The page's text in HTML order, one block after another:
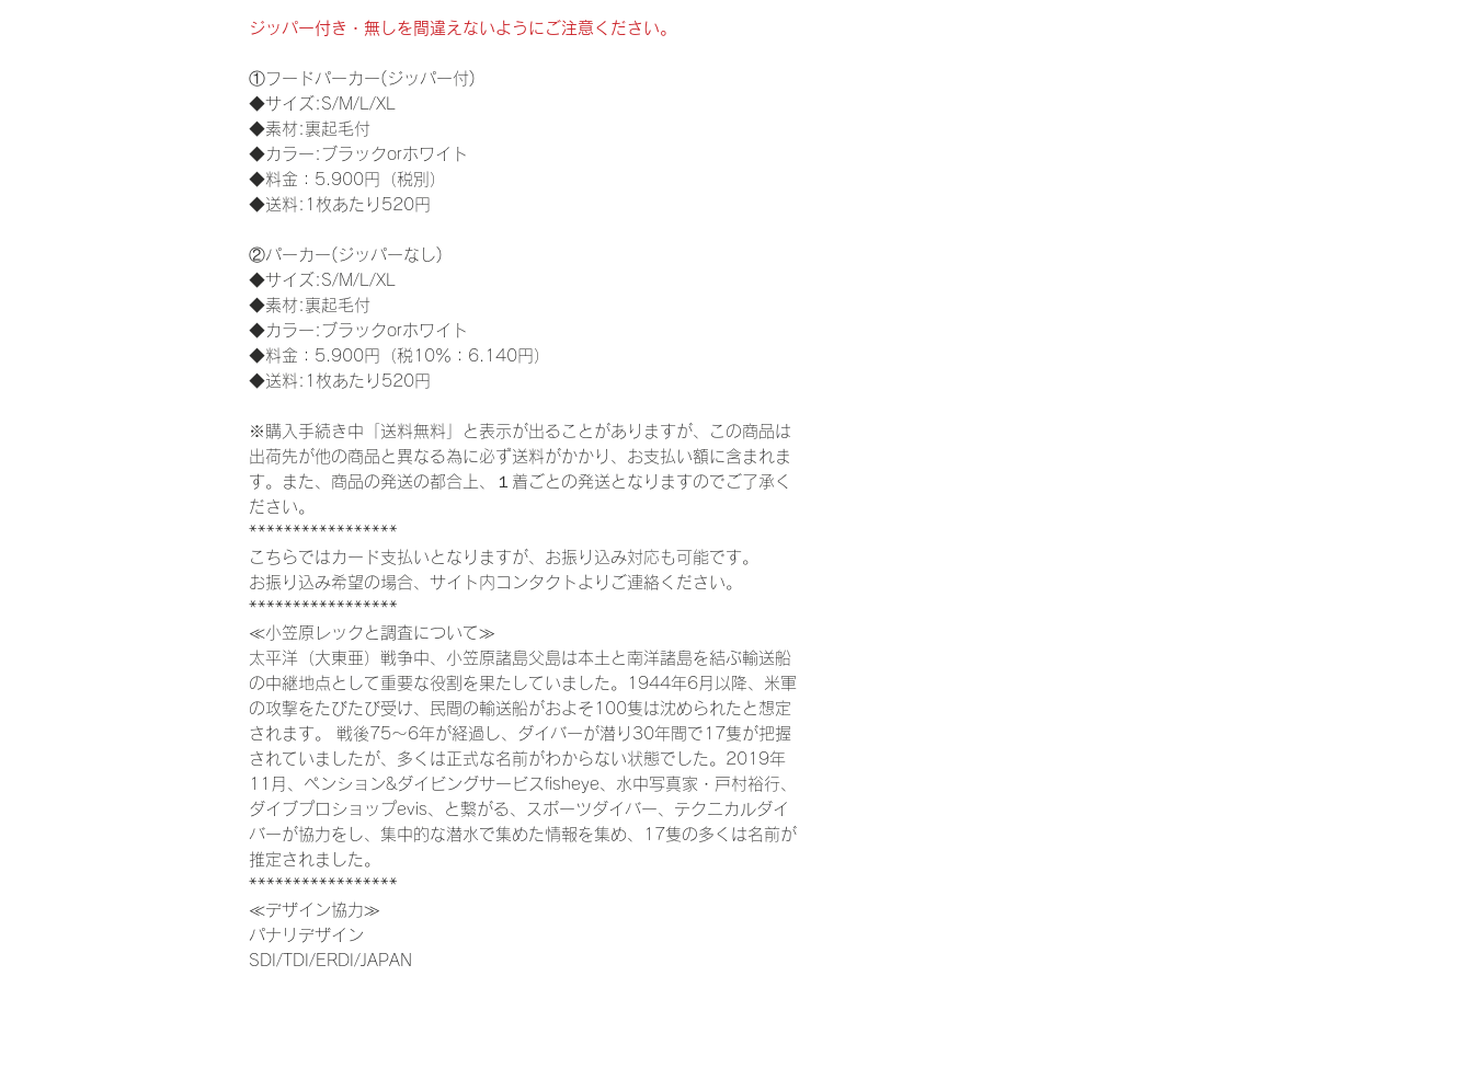
ジッパー付き・無しを間違えないようにご注意ください。
①フードパーカー(ジッパー付)
◆サイズ:S/M/L/XL
◆素材:裏起毛付
◆カラー:ブラックorホワイト
◆料金：5.900円（税別）
◆送料:1枚あたり520円
②パーカー(ジッパーなし)
◆サイズ:S/M/L/XL
◆素材:裏起毛付
◆カラー:ブラックorホワイト
◆料金：5.900円（税10％：6.140円）
◆送料:1枚あたり520円
※購入手続き中「送料無料」と表示が出ることがありますが、この商品は
出荷先が他の商品と異なる為に必ず送料がかかり、お支払い額に含まれま
す。また、商品の発送の都合上、１着ごとの発送となりますのでご了承く
ださい。
*****************
こちらではカード支払いとなりますが、お振り込み対応も可能です。
お振り込み希望の場合、サイト内コンタクトよりご連絡ください。
*****************
≪小笠原レックと調査について≫
太平洋（大東亜）戦争中、小笠原諸島父島は本土と南洋諸島を結ぶ輸送船
の中継地点として重要な役割を果たしていました。1944年6月以降、米軍
の攻撃をたびたび受け、民間の輸送船がおよそ100隻は沈められたと想定
されます。 戦後75〜6年が経過し、ダイバーが潜り30年間で17隻が把握
されていましたが、多くは正式な名前がわからない状態でした。2019年
11月、ペンション&ダイビングサービスfisheye、水中写真家・戸村裕行、
ダイブプロショップevis、と繋がる、スポーツダイバー、テクニカルダイ
バーが協力をし、集中的な潜水で集めた情報を集め、17隻の多くは名前が
推定されました。
*****************
≪デザイン協力≫
パナリデザイン
SDI/TDI/ERDI/JAPAN